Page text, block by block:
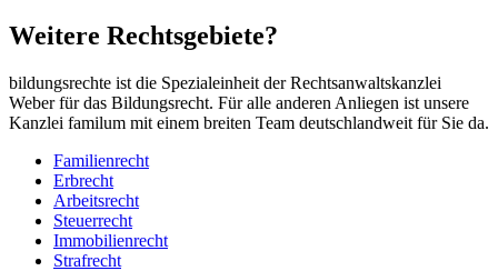
Weitere Rechtsgebiete?
bildungsrechte ist die Spezialeinheit der Rechtsanwaltskanzlei
Weber für das Bildungsrecht. Für alle anderen Anliegen ist unsere
Kanzlei familum mit einem breiten Team deutschlandweit für Sie da.
Familienrecht
Erbrecht
Arbeitsrecht
Steuerrecht
Immobilienrecht
Strafrecht